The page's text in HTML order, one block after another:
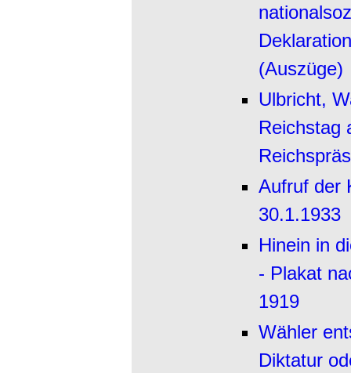
(Auszüge)
Ulbricht,
Reichstag
Aufruf der
30.1.1933
Hinein in
- Plakat
1919
Wähler
Diktatur